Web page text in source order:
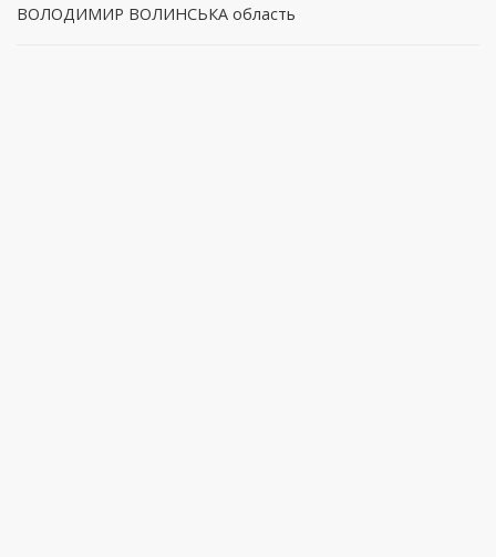
ВОЛОДИМИР ВОЛИНСЬКА область